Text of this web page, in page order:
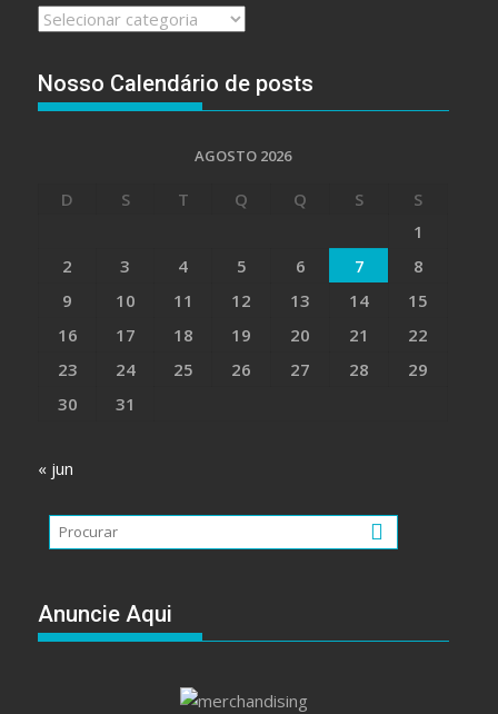
Categorias
Nosso Calendário de posts
AGOSTO 2026
D S T Q Q S
S
1
2
3 4 5 6 7
8
9
10 11 12 13 14
15
16
17 18 19 20 21
22
23
24 25 26 27 28
29
30
31
« jun
Anuncie Aqui